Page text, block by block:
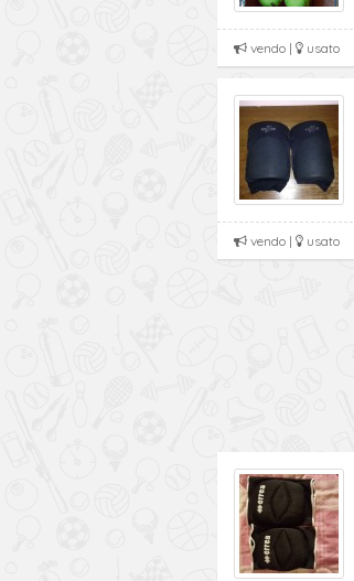
vendo | usato
vendo | usato